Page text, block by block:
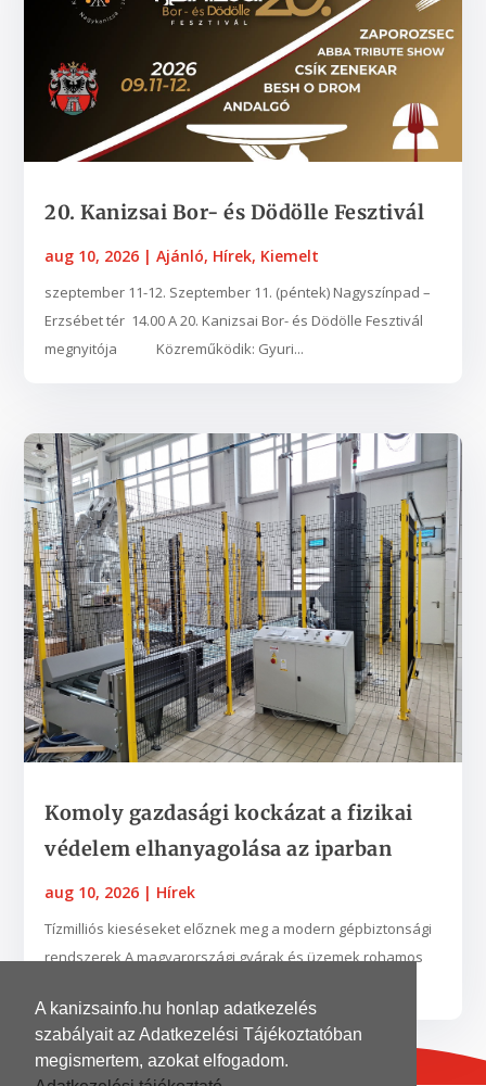
A kanizsainfo.hu honlap adatkezelés
szabályait az Adatkezelési Tájékoztatóban
megismertem, azokat elfogadom.
20. Kanizsai Bor- és Dödölle Fesztivál
aug 10, 2026 |Ajánló, Hírek, Kiemelt
szeptember 11-12. Szeptember 11. (péntek) Nagyszínpad –
Erzsébet tér 14.00 A 20. Kanizsai Bor- és Dödölle Fesztivál
megnyitója Közreműködik: Gyuri...
Komoly gazdasági kockázat a fizikai
védelem elhanyagolása az iparban
aug 10, 2026 | Hírek
Tízmilliós kieséseket előznek meg a modern gépbiztonsági
rendszerek A magyarországi gyárak és üzemek rohamos